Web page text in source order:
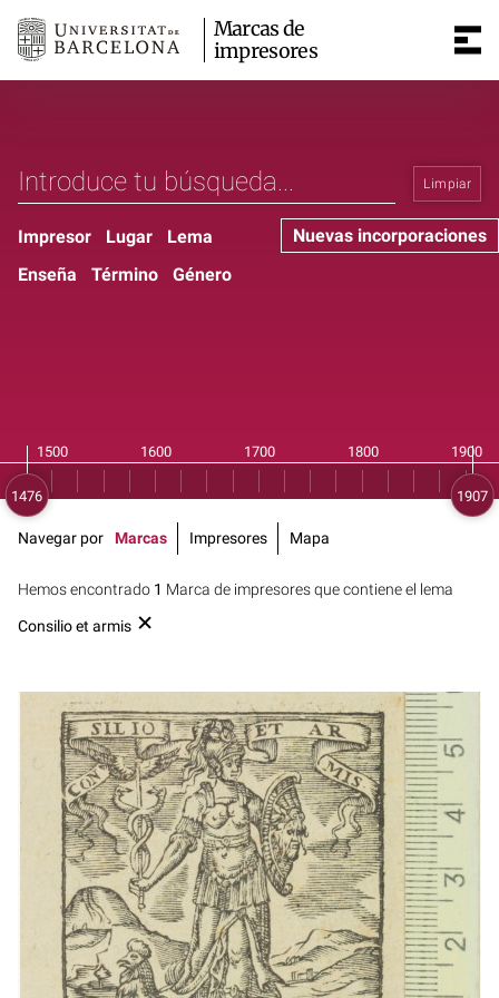
Marcas de
impresores
Limpiar
Nuevas incorporaciones
Impresor Lugar
Lema
Enseña
Término Género
Hemos encontrado 1 Marca de impresores que contiene el lema
Consilio et armis
Navegar por Marcas Impresores Mapa